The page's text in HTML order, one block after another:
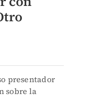
presentador
sobre la